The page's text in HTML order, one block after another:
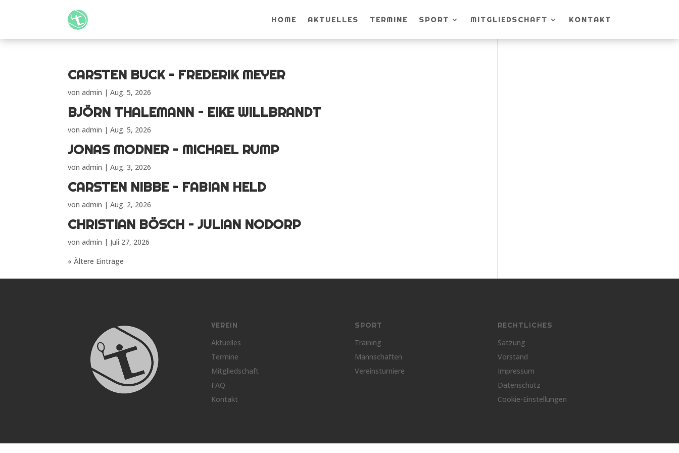
HOME AKTUELLES TERMINE SPORT MITGLIEDSCHAFT KONTAKT
CARSTEN BUCK – FREDERIK MEYER
vonadmin |Aug. 5, 2026
BJÖRN THALEMANN – EIKE WILLBRANDT
vonadmin |Aug. 5, 2026
JONAS MODNER – MICHAEL RUMP
vonadmin |Aug. 3, 2026
CARSTEN NIBBE – FABIAN HELD
vonadmin |Aug. 2, 2026
CHRISTIAN BÖSCH – JULIAN NODORP
vonadmin | Juli 27, 2026
« Ältere Einträge
VEREIN
Aktuelles
Termine
Mitgliedschaft
FAQ
Kontakt
SPORT
Training
Mannschaften
Vereinsturniere
RECHTLICHES
Satzung
Vorstand
Impressum
Datenschutz
Cookie-Einstellungen